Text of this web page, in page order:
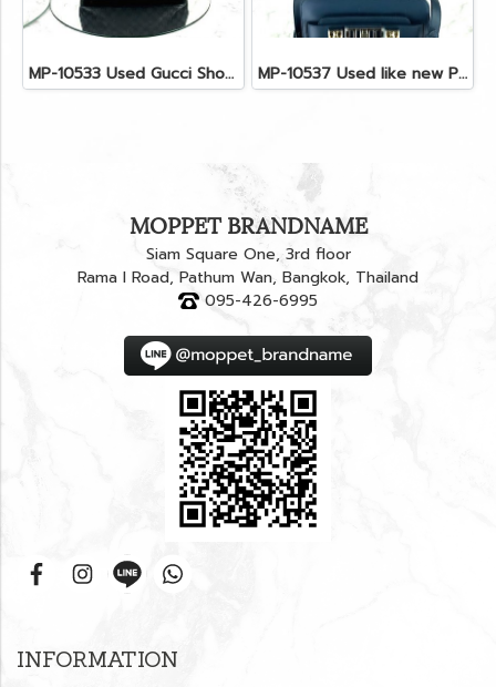
MP-10533 Used Gucci Shoulder Bag GG Black Canvas Shw MP-10537 Used like new Proenza PS11 Mini
MOPPET BRANDNAME
Siam Square One, 3rd floor
Rama I Road, Pathum Wan, Bangkok, Thailand
095-426-6995
INFORMATION